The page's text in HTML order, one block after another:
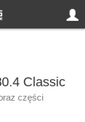
Classic
części